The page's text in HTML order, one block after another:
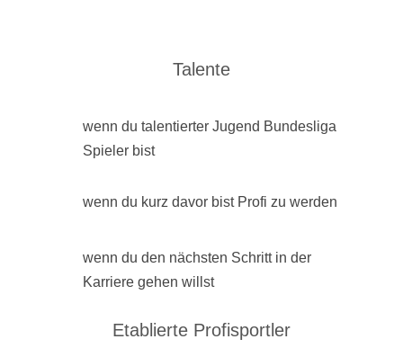
Talente
wenn du talentierter Jugend Bundesliga
Spieler bist
wenn du kurz davor bist Profi zu werden
wenn du den nächsten Schritt in der
Karriere gehen willst
Etablierte Profisportler